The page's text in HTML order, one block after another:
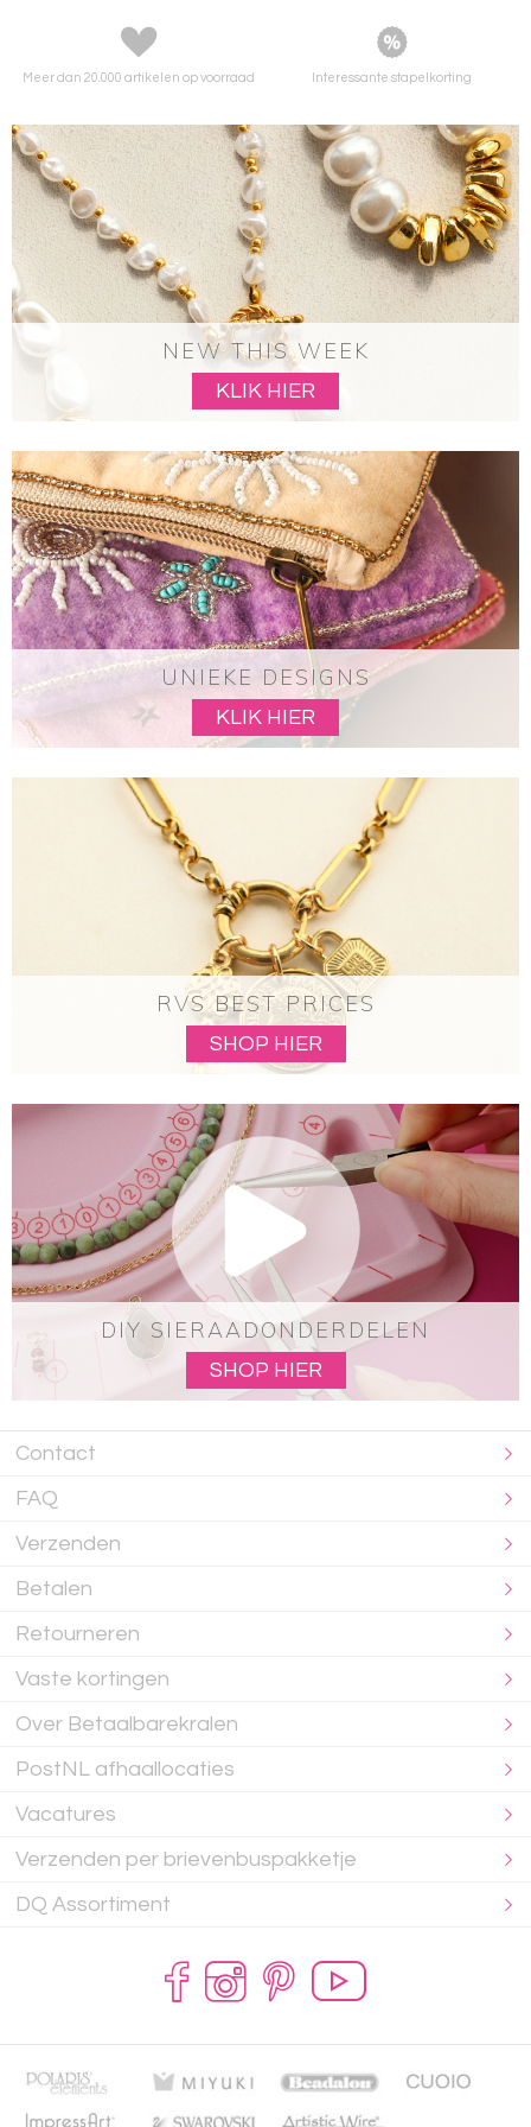
Meer dan 20.000 artikelen op voorraad Interessante stapelkorting
NEW THIS WEEK
KLIK HIER
UNIEKE DESIGNS
KLIK HIER
RVS BEST PRICES
SHOP HIER
DIY SIERAADONDERDELEN
SHOP HIER
Contact
FAQ
Verzenden
Betalen
Retourneren
Vaste kortingen
Over Betaalbarekralen
PostNL afhaallocaties
Vacatures
Verzenden per brievenbuspakketje
DQ Assortiment